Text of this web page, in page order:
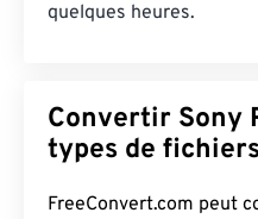
quelques heures.
Convertir Sony RAW en d'autres
types de
FreeConvert.com peut